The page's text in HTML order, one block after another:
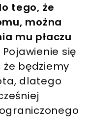
tego, że
można
mu płaczu
Pojawienie się
że będziemy
dlatego